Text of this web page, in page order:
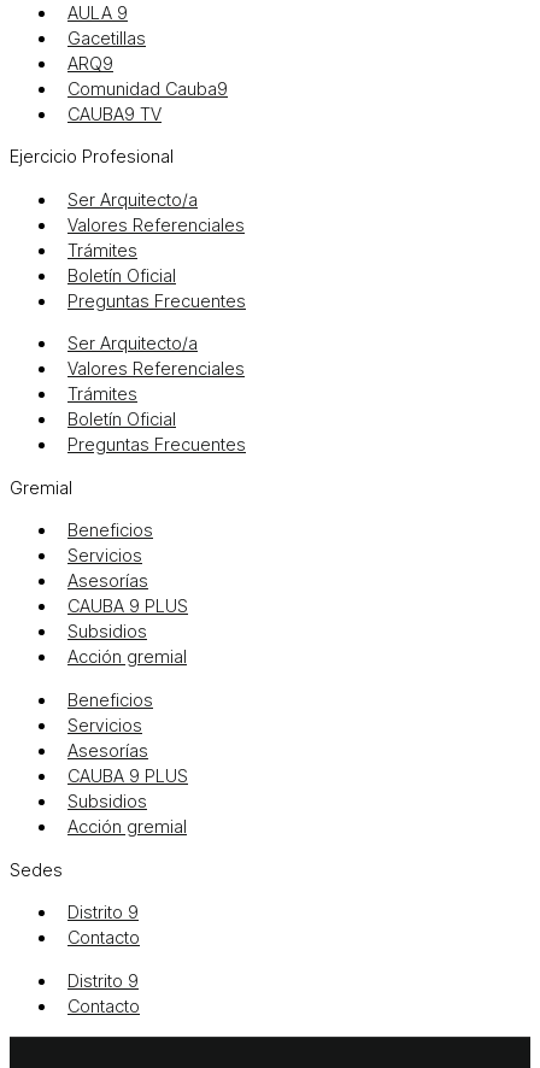
AULA 9
Gacetillas
ARQ9
Comunidad Cauba9
CAUBA9 TV
Ejercicio Profesional
Ser Arquitecto/a
Valores Referenciales
Trámites
Boletín Oficial
Preguntas Frecuentes
Ser Arquitecto/a
Valores Referenciales
Trámites
Boletín Oficial
Preguntas Frecuentes
Gremial
Beneficios
Servicios
Asesorías
CAUBA 9 PLUS
Subsidios
Acción gremial
Beneficios
Servicios
Asesorías
CAUBA 9 PLUS
Subsidios
Acción gremial
Sedes
Distrito 9
Contacto
Distrito 9
Contacto